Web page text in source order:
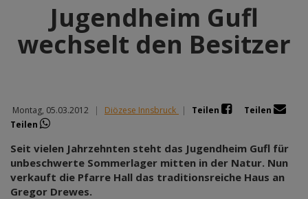
Jugendheim Gufl
wechselt den Besitzer
Montag, 05.03.2012 | Diözese Innsbruck | Teilen
Teilen
Teilen
Seit vielen Jahrzehnten steht das Jugendheim Gufl für
unbeschwerte Sommerlager mitten in der Natur. Nun
verkauft die Pfarre Hall das traditionsreiche Haus an
Gregor Drewes.